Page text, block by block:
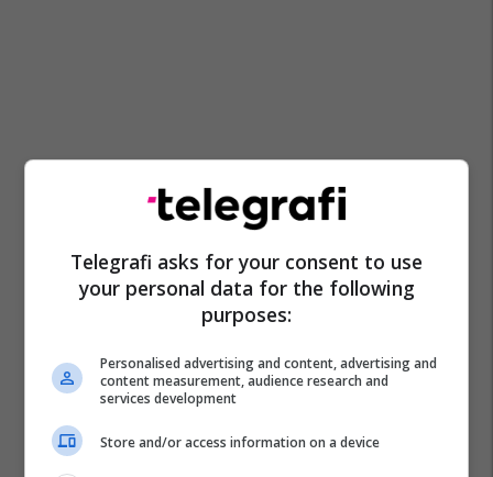
Telegrafi asks for your consent to use
your personal data for the following
purposes:
Personalised advertising and content, advertising and
content measurement, audience research and
services development
Store and/or access information on a device